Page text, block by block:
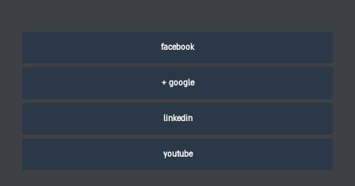
facebook
google +
linkedin
youtube